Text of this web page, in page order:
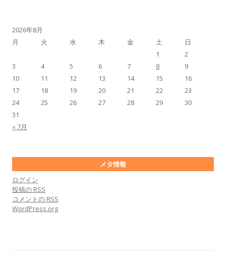
2026年8月
月
火 水 木 金 土 日
« 7月
1
2
3
4 5 6 7 8
9
10
11 12 13 14 15
16
17
18 19 20 21 22
23
24
25 26 27 28 29
30
31
メタ情報
ログイン
投稿の RSS
コメントの RSS
WordPress.org